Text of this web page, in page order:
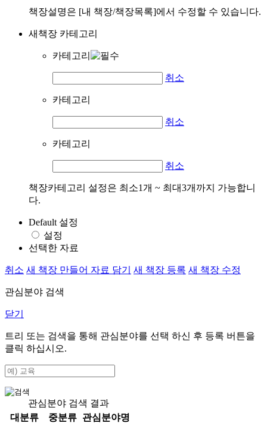
책장설명은 [내 책장/책장목록]에서 수정할 수 있습니다.
새책장 카테고리
카테고리
취소
카테고리
취소
카테고리
취소
책장카테고리 설정은 최소1개 ~ 최대3개까지 가능합니
다.
Default 설정
설정
선택한 자료
취소 새 책장 만들어 자료 담기 새 책장 등록 새 책장 수정
관심분야 검색
닫기
트리 또는 검색을 통해 관심분야를 선택 하신 후 등록 버튼을
클릭 하십시오.
관심분야 검색 결과
대분류
중분류
관심분야명